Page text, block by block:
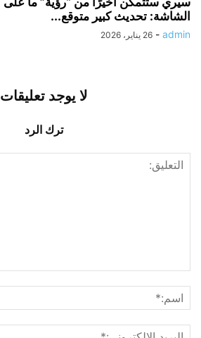
الشاشة: تحديث كبير متوقع...
admin
- 26 يناير، 2026
لا يوجد تعليقات
ترك الرد